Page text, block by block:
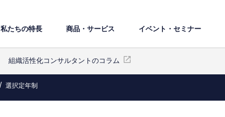
私たちの特⻑ 商品・サービス イベント・セミナー
組織活性化コンサルタントのコラム
選択定年制